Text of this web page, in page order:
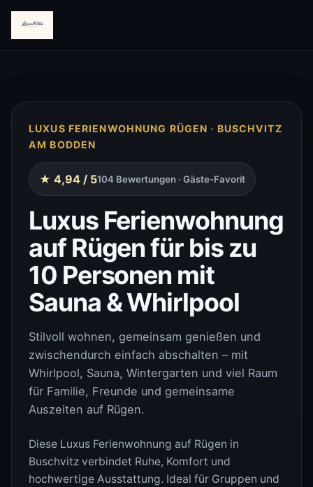
LUXUS FERIENWOHNUNG RÜGEN · BUSCHVITZ
AM BODDEN
★ 4,94 / 5104 Bewertungen · Gäste-Favorit
Luxus Ferienwohnung
auf Rügen für bis zu
10 Personen mit
Sauna & Whirlpool
Stilvoll wohnen, gemeinsam genießen und
zwischendurch einfach abschalten – mit
Whirlpool, Sauna, Wintergarten und viel Raum
für Familie, Freunde und gemeinsame
Auszeiten auf Rügen.
Diese Luxus Ferienwohnung auf Rügen in
Buschvitz verbindet Ruhe, Komfort und
hochwertige Ausstattung. Ideal für Gruppen und